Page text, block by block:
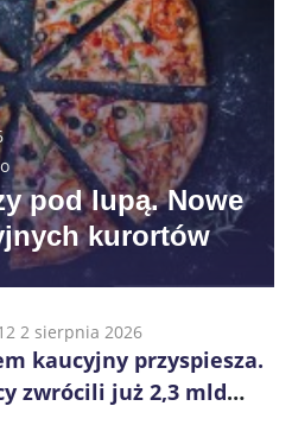
pod lupą. Nowe
kurortów
2 sierpnia 2026
kaucyjny przyspiesza.
zwrócili już 2,3 mld